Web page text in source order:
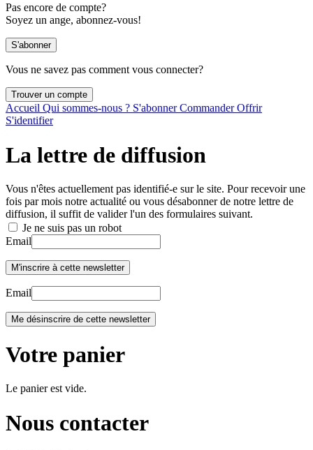
Pas encore de compte?
Soyez un ange, abonnez-vous!
Vous ne savez pas comment vous connecter?
Accueil Qui sommes-nous ? S'abonnerCommanderOffrir
S'identifier
La lettre de diffusion
Vous n'êtes actuellement pas identifié-e sur le site. Pour recevoir une
fois par mois notre actualité ou vous désabonner de notre lettre de
diffusion, il suffit de valider l'un des formulaires suivant.
Je ne suis pas un robot
Email
Email
Votre panier
Le panier est vide.
Nous contacter